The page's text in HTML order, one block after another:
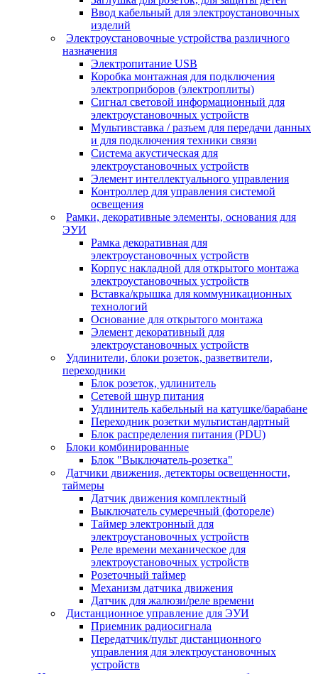
Ввод кабельный для электроустановочных
изделий
Электроустановочные устройства различного
назначения
Электропитание USB
Коробка монтажная для подключения
электроприборов (электроплиты)
Сигнал световой информационный для
электроустановочных устройств
Мультивставка / разъем для передачи данных
и для подключения техники связи
Система акустическая для
электроустановочных устройств
Элемент интеллектуального управления
Контроллер для управления системой
освещения
Рамки, декоративные элементы, основания для
ЭУИ
Рамка декоративная для
электроустановочных устройств
Корпус накладной для открытого монтажа
электроустановочных устройств
Вставка/крышка для коммуникационных
технологий
Основание для открытого монтажа
Элемент декоративный для
электроустановочных устройств
Удлинители, блоки розеток, разветвители,
переходники
Блок розеток, удлинитель
Сетевой шнур питания
Удлинитель кабельный на катушке/барабане
Переходник розетки мультистандартный
Блок распределения питания (PDU)
Блоки комбинированные
Блок "Выключатель-розетка"
Датчики движения, детекторы освещенности,
таймеры
Датчик движения комплектный
Выключатель сумеречный (фотореле)
Таймер электронный для
электроустановочных устройств
Реле времени механическое для
электроустановочных устройств
Розеточный таймер
Механизм датчика движения
Датчик для жалюзи/реле времени
Дистанционное управление для ЭУИ
Приемник радиосигнала
Передатчик/пульт дистанционного
управления для электроустановочных
устройств